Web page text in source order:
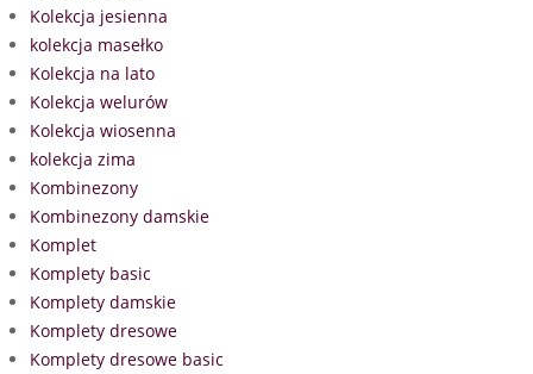
Kolekcja jesienna
kolekcja masełko
Kolekcja na lato
Kolekcja welurów
Kolekcja wiosenna
kolekcja zima
Kombinezony
Kombinezony damskie
Komplet
Komplety basic
Komplety damskie
Komplety dresowe
Komplety dresowe basic